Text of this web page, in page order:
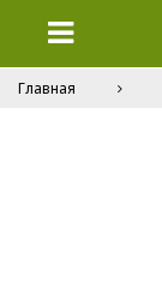
Главная